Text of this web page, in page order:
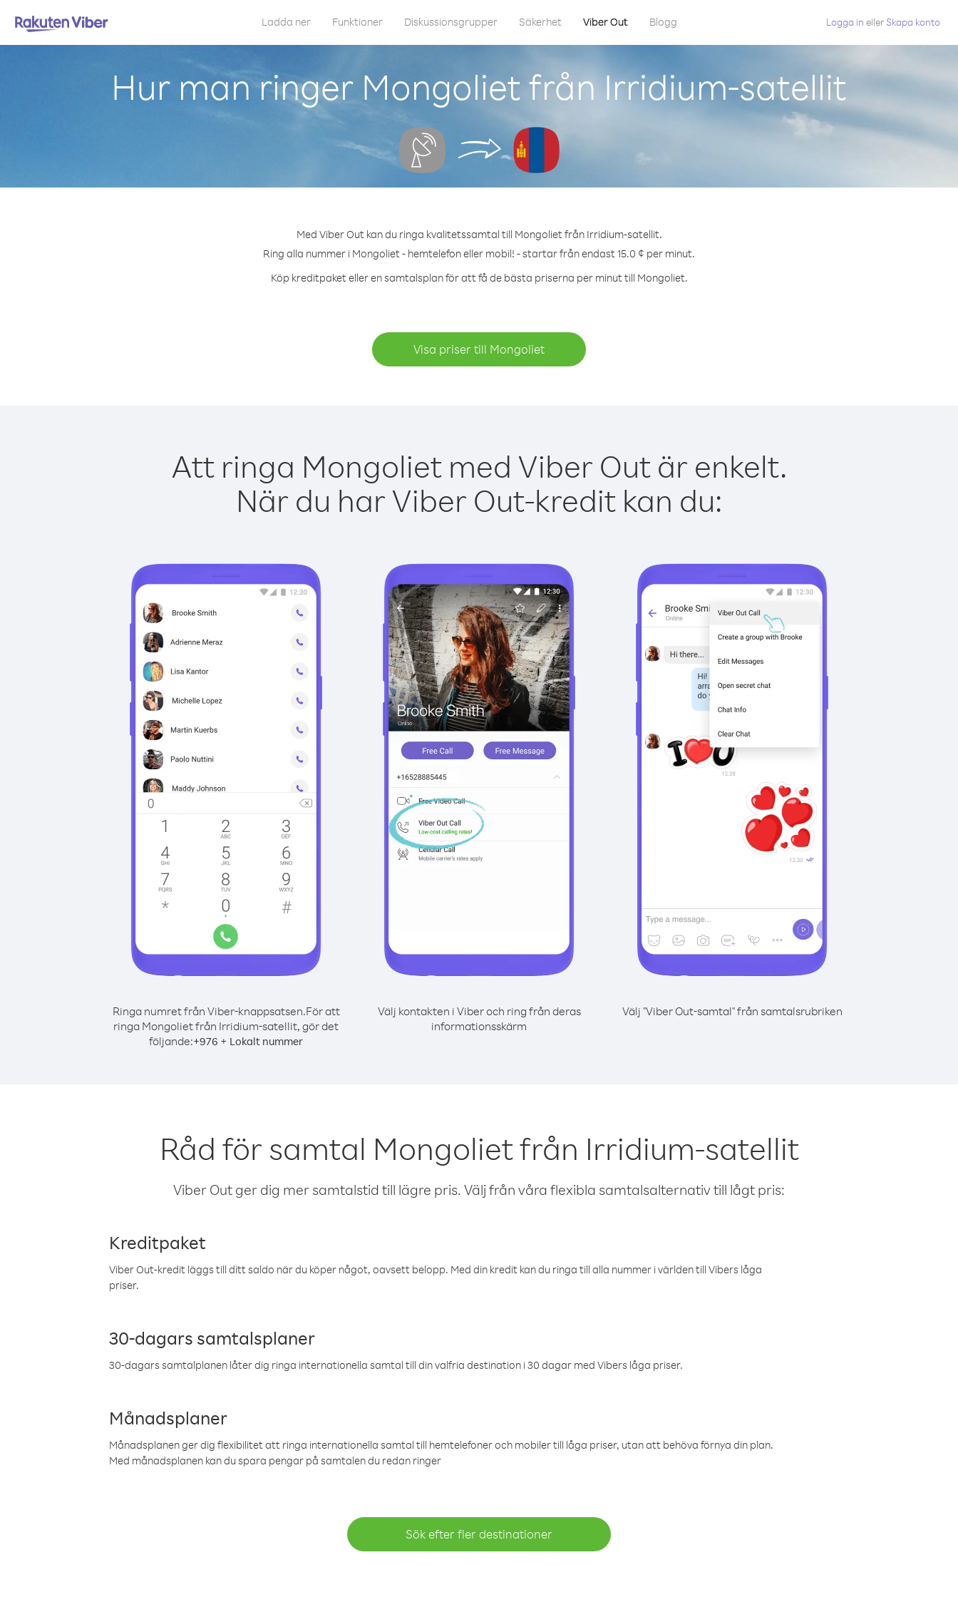
Ladda ner Funktioner Diskussionsgrupper Säkerhet Viber Out Blogg Logga in eller Skapa konto
Hur man ringer Mongoliet från Irridium-satellit
Med Viber Out kan du ringa kvalitetssamtal till Mongoliet från Irridium-satellit.
Ring alla nummer i Mongoliet - hemtelefon eller mobil! - startar från endast 15.0 ¢ per minut.
Köp kreditpaket eller en samtalsplan för att få de bästa priserna per minut till Mongoliet.
Visa priser till Mongoliet
Att ringa Mongoliet med Viber Out är enkelt.
När du har Viber Out-kredit kan du:
Ringa numret från Viber-knappsatsen.För att
ringa Mongoliet från Irridium-satellit, gör det
följande:+976 + Lokalt nummer
Välj kontakten i Viber och ring från deras
informationsskärm
Välj "Viber Out-samtal" från samtalsrubriken
Råd för samtal Mongoliet från Irridium-satellit
Viber Out ger dig mer samtalstid till lägre pris. Välj från våra flexibla samtalsalternativ till lågt pris:
Kreditpaket
Viber Out-kredit läggs till ditt saldo när du köper något, oavsett belopp. Med din kredit kan du ringa till alla nummer i världen till Vibers låga
priser.
30-dagars samtalsplaner
30-dagars samtalplanen låter dig ringa internationella samtal till din valfria destination i 30 dagar med Vibers låga priser.
Månadsplaner
Månadsplanen ger dig flexibilitet att ringa internationella samtal till hemtelefoner och mobiler till låga priser, utan att behöva förnya din plan.
Med månadsplanen kan du spara pengar på samtalen du redan ringer
Sök efter fler destinationer